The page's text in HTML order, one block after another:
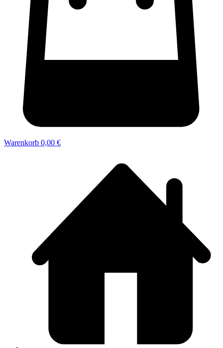
Warenkorb 0,00 €